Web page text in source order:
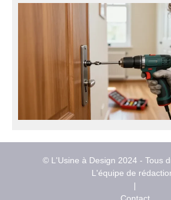
© L'Usine à Design 2024 - Tous
L'équipe de
|
Contact